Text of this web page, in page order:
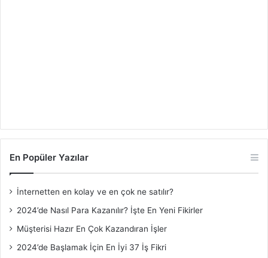
En Popüler Yazılar
İnternetten en kolay ve en çok ne satılır?
2024’de Nasıl Para Kazanılır? İşte En Yeni Fikirler
Müşterisi Hazır En Çok Kazandıran İşler
2024’de Başlamak İçin En İyi 37 İş Fikri